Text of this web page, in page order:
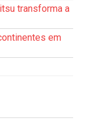
transforma a
em